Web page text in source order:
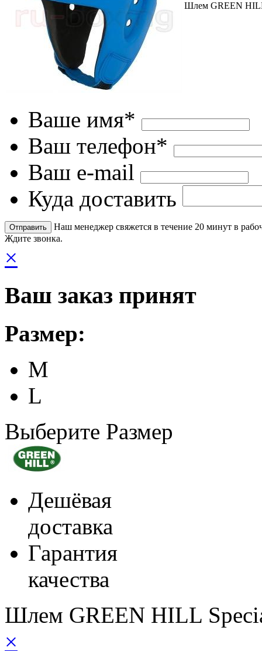
Шлем GREEN
Ваше имя*
Ваш телефон*
Ваш e-mail
Куда доставить
Наш менеджер свяжется в течение 20 минут в
Ждите звонка.
×
Ваш заказ принят
Размер:
M
L
Выберите Размер
Дешёвая
доставка
Гарантия
качества
Шлем GREEN HILL
×